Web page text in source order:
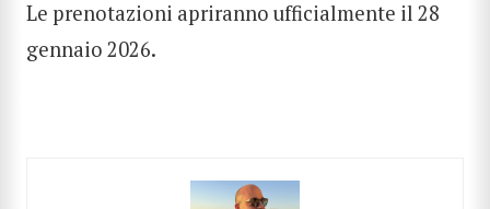
Le prenotazioni apriranno ufficialmente il 28
gennaio 2026.